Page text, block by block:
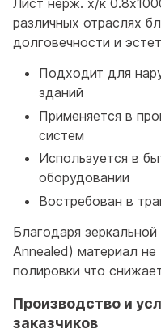
Лист нерж. х/к
различных отраслях
долговечности и
Подходит для
зданий
Применяется в
систем
Используется в
оборудовании
Востребован в
Благодаря
Annealed) материал
полировки что
Производство и
заказчиков